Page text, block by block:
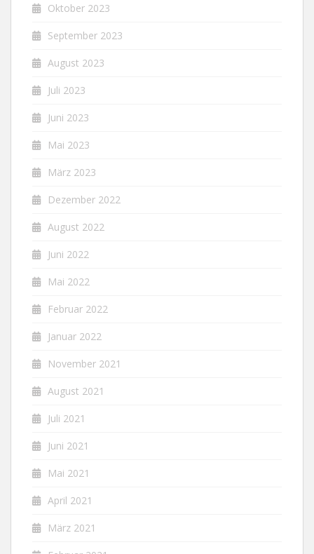
Oktober 2023
September 2023
August 2023
Juli 2023
Juni 2023
Mai 2023
März 2023
Dezember 2022
August 2022
Juni 2022
Mai 2022
Februar 2022
Januar 2022
November 2021
August 2021
Juli 2021
Juni 2021
Mai 2021
April 2021
März 2021